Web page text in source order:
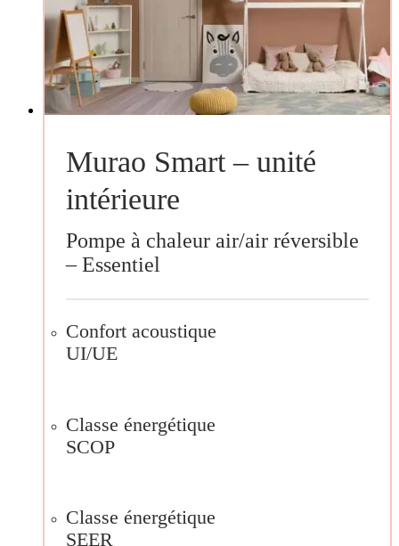
Murao Smart – unité
intérieure
Pompe à chaleur air/air réversible
– Essentiel
Confort acoustique
UI/UE
Classe énergétique
SCOP
Classe énergétique
SEER